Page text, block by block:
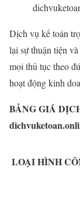
Dịch vụ kế toán
lại sự thuận tiện
mọi thủ tục theo
hoạt động kinh
BẢNG GIÁ
LOẠI HÌNH